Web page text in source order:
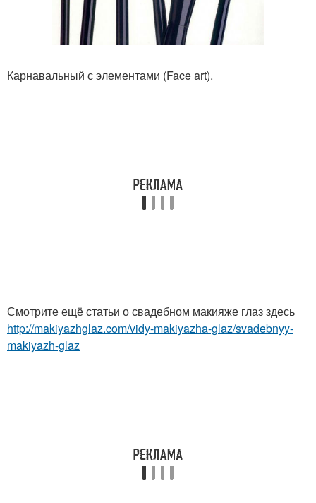
Карнавальный с элементами (Face art).
Смотрите ещё статьи о свадебном макияже глаз здесь
http://makiyazhglaz.com/vidy-makiyazha-glaz/svadebnyy-
makiyazh-glaz